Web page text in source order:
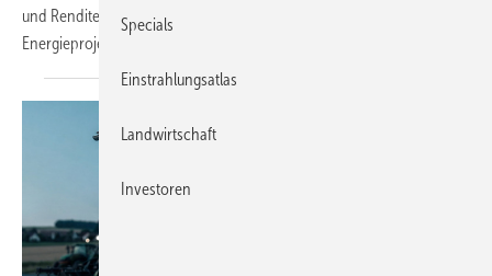
und Rendite von Solarprojekten. Wie die neue Utility Solution große
Energieprojekte unterstützt und erleichtert, erfahren Sie im
Specials
Einstrahlungsatlas
Landwirtschaft
Investoren